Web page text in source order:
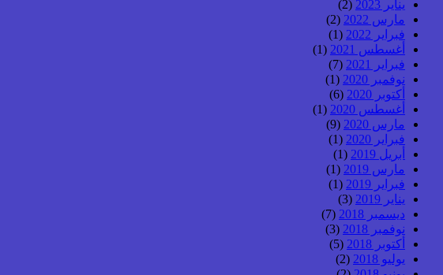
يناير 2023
(2)
مارس 2022
(2)
فبراير 2022
(1)
أغسطس 2021
(1)
فبراير 2021
(7)
نوفمبر 2020
(1)
أكتوبر 2020
(6)
أغسطس 2020
(1)
مارس 2020
(9)
فبراير 2020
(1)
أبريل 2019
(1)
مارس 2019
(1)
فبراير 2019
(1)
يناير 2019
(3)
ديسمبر 2018
(7)
نوفمبر 2018
(3)
أكتوبر 2018
(5)
يوليو 2018
(2)